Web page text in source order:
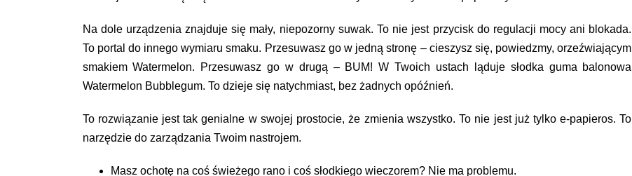
Na dole urządzenia znajduje się mały, niepozorny suwak. To nie jest przycisk do regulacji mocy ani blokada.
To portal do innego wymiaru smaku. Przesuwasz go w jedną stronę – cieszysz się, powiedzmy, orzeźwiającym
smakiem Watermelon. Przesuwasz go w drugą – BUM! W Twoich ustach ląduje słodka guma balonowa
Watermelon Bubblegum. To dzieje się natychmiast, bez żadnych opóźnień.
To rozwiązanie jest tak genialne w swojej prostocie, że zmienia wszystko. To nie jest już tylko e-papieros. To
narzędzie do zarządzania Twoim nastrojem.
Masz ochotę na coś świeżego rano i coś słodkiego wieczorem?Nie ma problemu.